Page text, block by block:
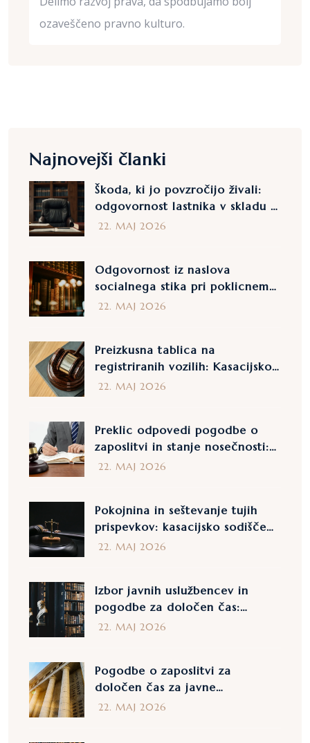
ozaveščeno pravno kulturo.
Najnovejši članki
Škoda, ki jo povzročijo živali:
odgovornost lastnika v skladu z
odločbo št. 28839/2025
22. MAJ 2026
Odgovornost iz naslova
socialnega stika pri poklicnem
delu: komentar na odločbo št.
22. MAJ 2026
Preizkusna tablica na
registriranih vozilih: Kasacijsko
sodišče izključuje retroaktivnost
22. MAJ 2026
Preklic odpovedi pogodbe o
zaposlitvi in stanje nosečnosti:
pojasnila kasacijskega sodišča v
22. MAJ 2026
Pokojnina in seštevanje tujih
prispevkov: kasacijsko sodišče
podaja pojasnila s sodbo št.
22. MAJ 2026
Izbor javnih uslužbencev in
pogodbe za določen čas:
zakonitost izključitev v sodbi št.
22. MAJ 2026
Pogodbe o zaposlitvi za
določen čas za javne
uslužbence na vodstvenih
22. MAJ 2026